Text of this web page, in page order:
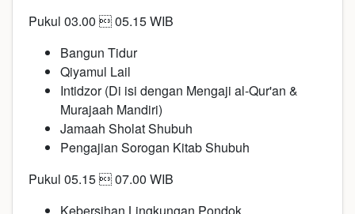
Pukul 03.00  05.15 WIB
Bangun Tidur
Qiyamul Lail
Intidzor (Di isi dengan Mengaji al-Qur'an &
Murajaah Mandiri)
Jamaah Sholat Shubuh
Pengajian Sorogan Kitab Shubuh
Pukul 05.15  07.00 WIB